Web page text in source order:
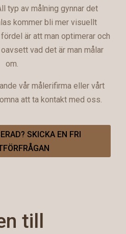
typ av målning gynnar det
kommer bli mer visuellt
är att man optimerar och
vad det är man målar
om.
vår målerifirma eller vårt
att ta kontakt med oss.
SKICKA EN FRI
till